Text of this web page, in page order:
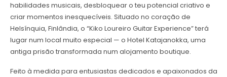
habilidades musicais, desbloquear o teu potencial criativo e
criar momentos inesquecíveis. Situado no coração de
Helsínquia, Finlândia, o “Kiko Loureiro Guitar Experience” terá
lugar num local muito especial — o Hotel Katajanokka, uma
antiga prisão transformada num alojamento boutique.
Feito à medida para entusiastas dedicados e apaixonados da